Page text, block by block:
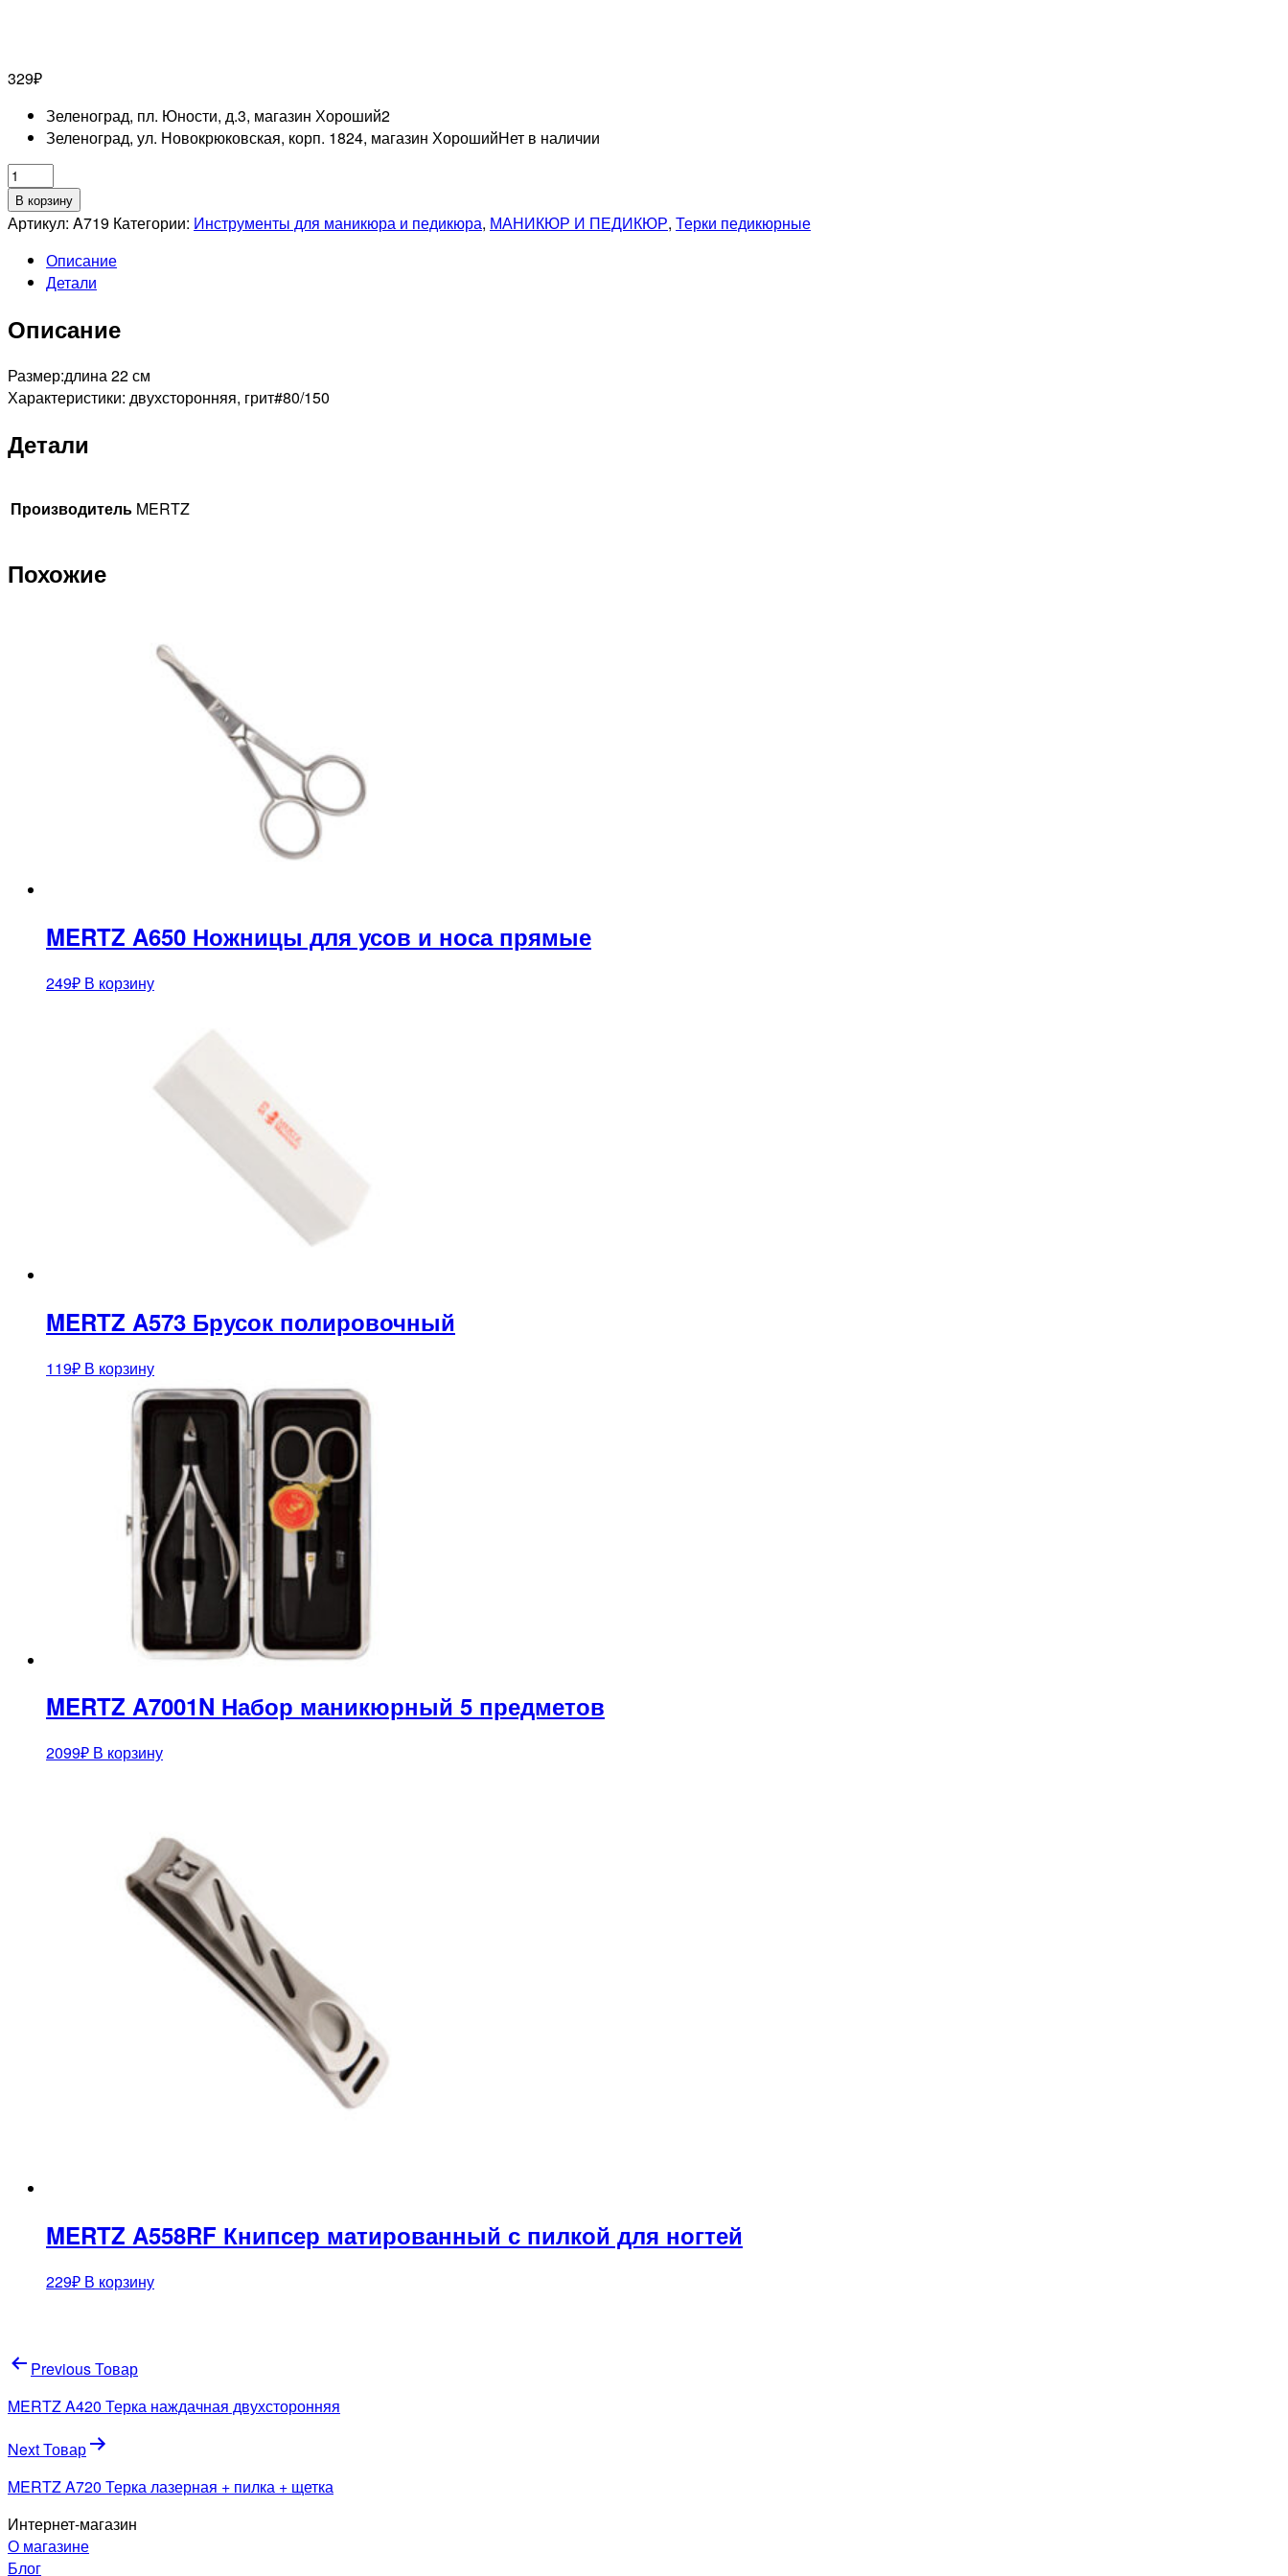
329₽
Зеленоград, пл. Юности, д.3, магазин Хороший2
Зеленоград, ул. Новокрюковская, корп. 1824, магазин ХорошийНет в наличии
Количество
товара
MERTZ
Терка
керамическая
В корзину
Артикул: A719 Категории: Инструменты для маникюра и педикюра, МАНИКЮР И ПЕДИКЮР, Терки педикюрные
Описание
Детали
Описание
Размер:длина 22 см
Характеристики: двухсторонняя, грит#80/150
Детали
Производитель MERTZ
Похожие
MERTZ A650 Ножницы для усов и носа прямые
249₽ В корзину
MERTZ A573 Брусок полировочный
119₽ В корзину
MERTZ A7001N Набор маникюрный 5 предметов
2099₽ В корзину
MERTZ A558RF Книпсер матированный с пилкой для ногтей
229₽ В корзину
Навигация
по
записям
Previous Товар
MERTZ A420 Терка наждачная двухсторонняя
Next Товар
MERTZ A720 Терка лазерная + пилка + щетка
Интернет-магазин
О магазине
Блог